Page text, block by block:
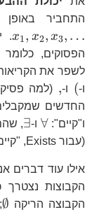
התחביר
x1, x2, x3, …
.
הפסוקים, כלומר
לשפר את
ו-( ו-, (למה
החדשים
ו"קיים": ∀ ו-∃
(עבור Exists, "קיים").
אילו עוד דברים
הקבוצות נצטרך
\in
הקבוצה הריקה ∅